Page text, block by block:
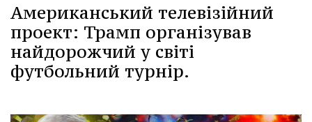
Американський телевізійний
проект: Трамп організував
найдорожчий у світі
футбольний турнір.